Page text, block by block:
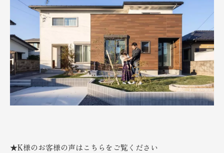
★K様のお客様の声はこちらをご覧ください